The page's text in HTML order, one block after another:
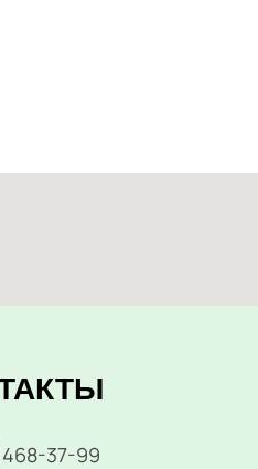
37-99